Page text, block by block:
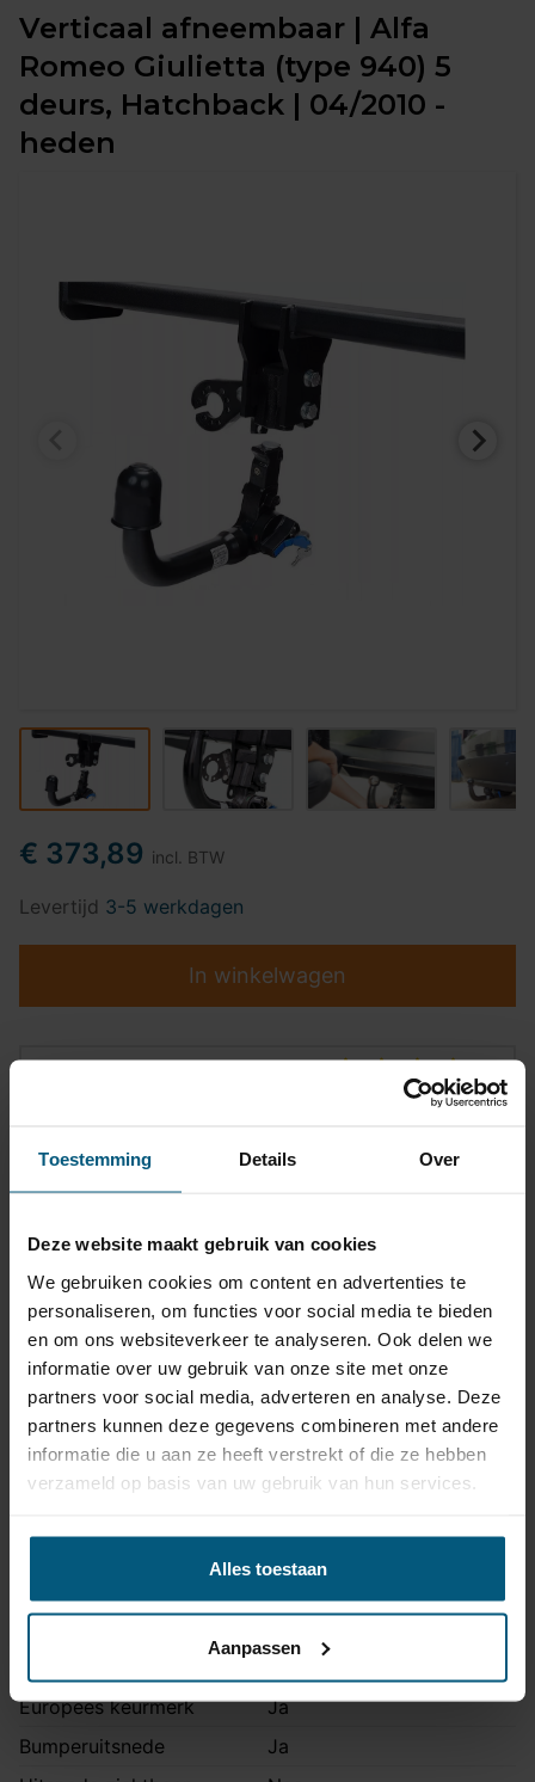
Toestemming Details Over
Deze website maakt gebruik van cookies
We gebruiken cookies om content en advertenties te
personaliseren, om functies voor social media te bieden
en om ons websiteverkeer te analyseren. Ook delen we
informatie over uw gebruik van onze site met onze
partners voor social media, adverteren en analyse. Deze
partners kunnen deze gegevens combineren met andere
informatie die u aan ze heeft verstrekt of die ze hebben
verzameld op basis van uw gebruik van hun services.
Alles toestaan
Aanpassen
Verticaal afneembaar | Alfa
Romeo Giulietta (type 940) 5
deurs, Hatchback | 04/2010 -
heden
€ 373,89 incl. BTW
Levertijd 3-5 werkdagen
In winkelwagen
Snelle levering
Klantbeoordeling 9,2/10
Trekhaak specificatie
Artikelnummer
AHAL 39V
Trekhaak systeem
Verticaal afneembaar
Uitvoering
de houder van de trekhaak
volledig uit het zicht
Europees keurmerk
Ja
Bumperuitsnede
Ja